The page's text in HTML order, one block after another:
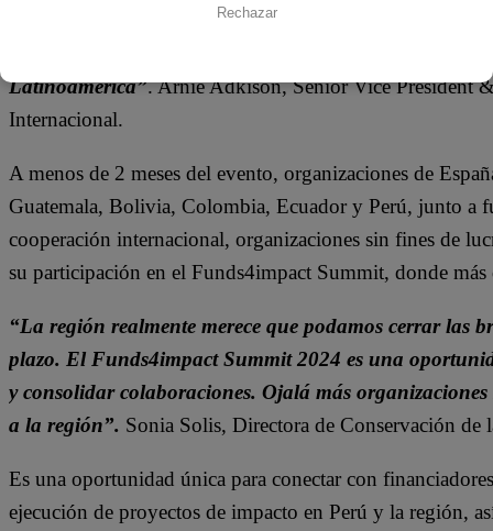
de participar en el Funds4impact Summit 2024,
Latinoamérica”. Arnie Adkison, Senior Vice President
Internacional.
A menos de 2 meses del evento, organizaciones de
Guatemala, Bolivia, Colombia, Ecuador y Perú, junto a
cooperación internacional, organizaciones sin fines de
su participación en el Funds4impact Summit, donde
“La región realmente merece que podamos cerrar las
plazo. El Funds4impact Summit 2024 es una
y consolidar colaboraciones. Ojalá más
a la región”. Sonia Solis, Directora de Conservación
Es una oportunidad única para conectar con
ejecución de proyectos de impacto en Perú y la región,
Rechazar